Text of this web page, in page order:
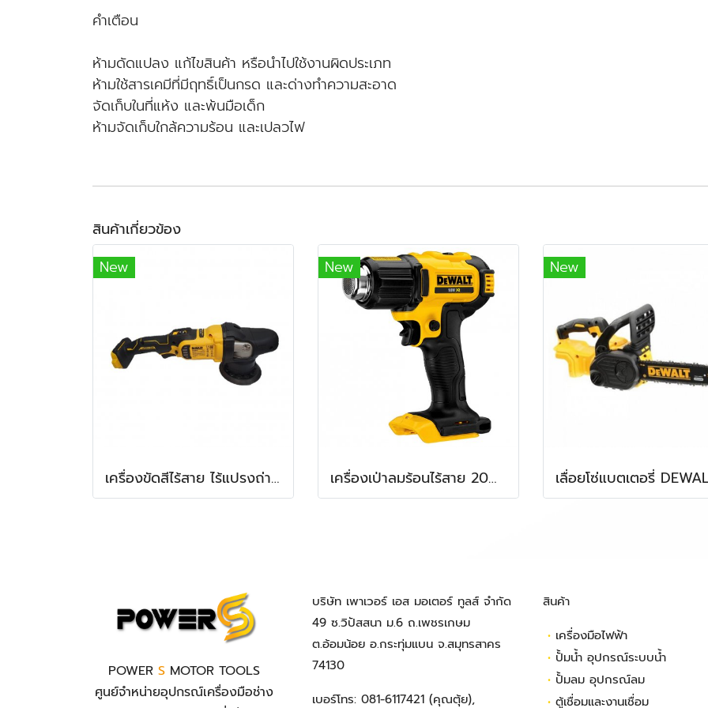
คำเตือน
ห้ามดัดแปลง แก้ไขสินค้า หรือนำไปใช้งานผิดประเภท
ห้ามใช้สารเคมีที่มีฤทธิ์เป็นกรด และด่างทำความสะอาด
จัดเก็บในที่แห้ง และพ้นมือเด็ก
ห้ามจัดเก็บใกล้ความร้อน และเปลวไฟ
สินค้าเกี่ยวข้อง
New
เครื่องขัดสีไร้สาย ไร้แปรงถ่าน DeWALT รุ่น DCM848N Dual Action
New
เครื่องเป่าลมร้อนไร้สาย 20V รุ่น DCE530N-KR DEWALT (เครื่องเปล่า)
New
POWERS MOTOR TOOLS
ศูนย์จำหน่ายอุปกรณ์เครื่องมือช่าง
บริษัท เพาเวอร์ เอส มอเตอร์ ทูลส์ จำกัด
49 ซ.วิปัสสนา ม.6 ถ.เพชรเกษม
ต.อ้อมน้อย อ.กระทุ่มแบน จ.สมุทรสาคร
74130
เบอร์โทร: 081-6117421(คุณตุ้ย),
สินค้า
• เครื่องมือไฟฟ้า
• ปั้มน้ำ อุปกรณ์ระบบน้ำ
• ปั้มลม อุปกรณ์ลม
• ตู้เชื่อมและงานเชื่อม